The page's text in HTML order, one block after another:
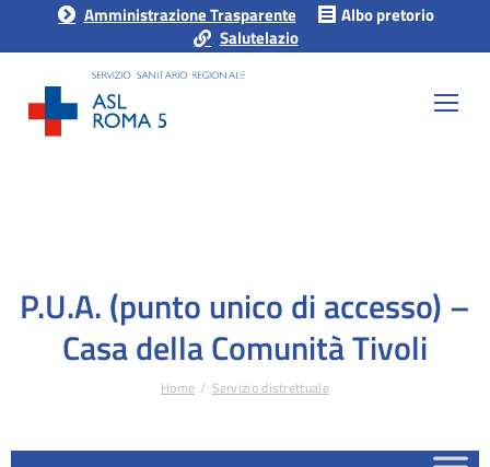
Amministrazione Trasparente
Albo pretorio
Salutelazio
P.U.A. (punto unico di accesso) –
Casa della Comunità Tivoli
Home Servizio distrettuale